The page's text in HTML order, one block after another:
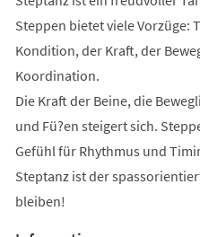
Steppen bietet viele Vorzüge:
Kondition, der Kraft, der
Koordination.
Die Kraft der Beine, die
und Fü?en steigert sich.
Gefühl für Rhythmus und
Steptanz ist der
bleiben!